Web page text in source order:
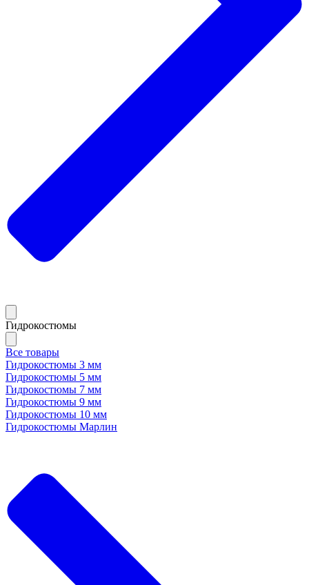
Гидрокостюмы
Все товары
Гидрокостюмы 3 мм
Гидрокостюмы 5 мм
Гидрокостюмы 7 мм
Гидрокостюмы 9 мм
Гидрокостюмы 10 мм
Гидрокостюмы Марлин